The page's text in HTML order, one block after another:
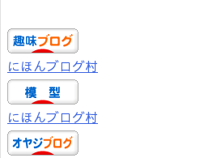
にほんブログ村
にほんブログ村